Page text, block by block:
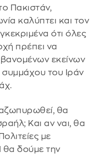
Πακιστάν,
καλύπτει και τον
ότι όλες
πρέπει να
εκείνων
συμμάχου του Ιράν
θα
Και αν ναι, θα
με
θα δούμε την